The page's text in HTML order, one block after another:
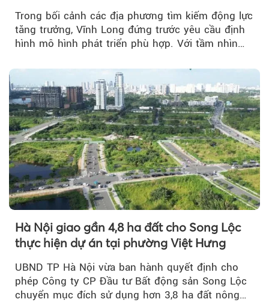
Trong bối cảnh các địa phương tìm kiếm động lực
tăng trưởng, Vĩnh Long đứng trước yêu cầu định
hình mô hình phát triển phù hợp. Với tầm nhìn
Hà Nội giao gần 4,8 ha đất cho Song Lộc
thực hiện dự án tại phường Việt Hưng
UBND TP Hà Nội vừa ban hành quyết định cho
phép Công ty CP Đầu tư Bất động sản Song Lộc
chuyển mục đích sử dụng hơn 3,8 ha đất nông